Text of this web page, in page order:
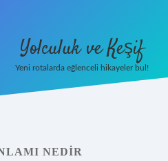
Yolculuk ve Keşif
Yeni rotalarda eğlenceli hikayeler bul!
NEDIR